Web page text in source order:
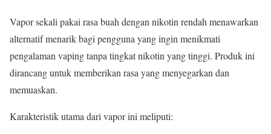
Vapor sekali pakai rasa buah dengan nikotin rendah menawarkan
alternatif menarik bagi pengguna yang ingin menikmati
pengalaman vaping tanpa tingkat nikotin yang tinggi. Produk ini
dirancang untuk memberikan rasa yang menyegarkan dan
memuaskan.
Karakteristik utama dari vapor ini meliputi: